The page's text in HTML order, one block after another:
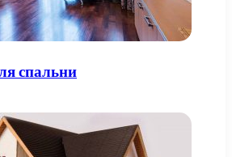
спальни